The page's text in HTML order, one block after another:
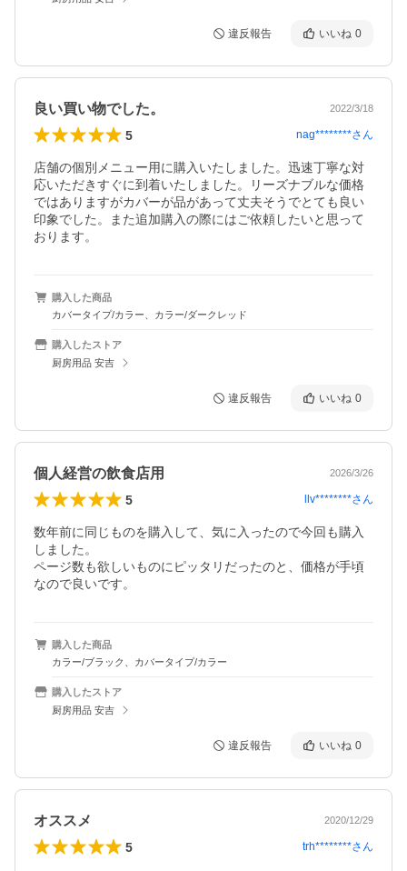
違反報告 いいね 0
良い買い物でした。 2022/3/18
5 nag********さん
店舗の個別メニュー用に購入いたしました。迅速丁寧な対
応いただきすぐに到着いたしました。リーズナブルな価格
ではありますがカバーが品があって丈夫そうでとても良い
印象でした。また追加購入の際にはご依頼したいと思って
おります。
購入した商品
カバータイプ/カラー、カラー/ダークレッド
購入したストア
厨房用品 安吉
違反報告 いいね 0
個人経営の飲食店用 2026/3/26
5 llv********さん
数年前に同じものを購入して、気に入ったので今回も購入
しました。
ページ数も欲しいものにピッタリだったのと、価格が手頃
なので良いです。
購入した商品
カラー/ブラック、カバータイプ/カラー
購入したストア
厨房用品 安吉
違反報告 いいね 0
オススメ 2020/12/29
5 trh********さん